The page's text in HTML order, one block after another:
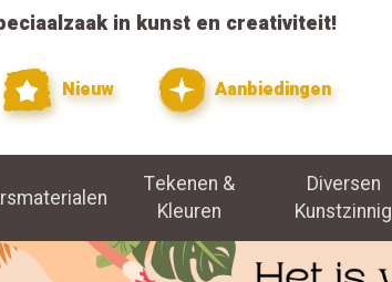
in kunst en creativiteit!
Nieuw Aanbiedingen
Zoeken
Tekenen &
Kleuren
Diversen
Kunstzinnig